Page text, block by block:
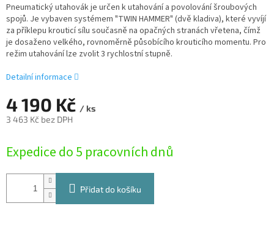
4 190 Kč / ks
3 463 Kč bez DPH
cena:
Expedice do 5 pracovních dnů
Přidat do košíku
Pneumatický utahovák je určen k utahování a povolování šroubových
spojů. Je vybaven systémem "TWIN HAMMER" (dvě kladiva), které vyvíjí
za příklepu krouticí sílu současně na opačných stranách vřetena, čímž
je dosaženo velkého, rovnoměrně působícího krouticího momentu. Pro
režim utahování lze zvolit 3 rychlostní stupně.
Detailní informace